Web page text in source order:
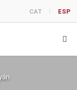
CAT ESP